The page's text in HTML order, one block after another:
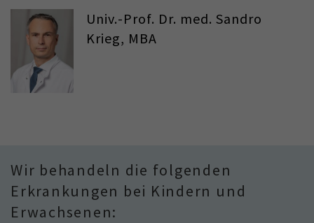
Univ.-Prof. Dr. med. Sandro
Krieg, MBA
Wir behandeln die folgenden
Erkrankungen bei Kindern und
Erwachsenen: